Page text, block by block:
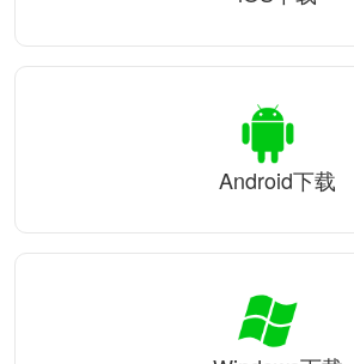
Android下载